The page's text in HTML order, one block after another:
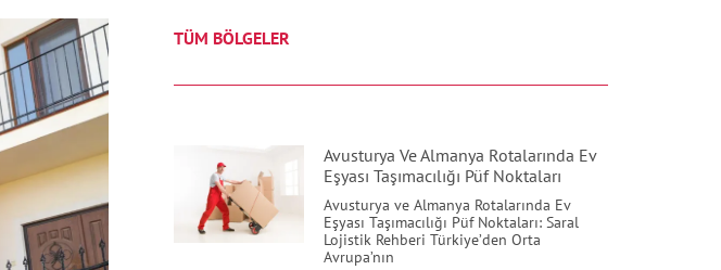
TÜM BÖLGELER
Avusturya Ve Almanya Rotalarında Ev
Eşyası Taşımacılığı Püf Noktaları
Avusturya ve Almanya Rotalarında Ev
Eşyası Taşımacılığı Püf Noktaları: Saral
Lojistik Rehberi Türkiye’den Orta
Avrupa’nın